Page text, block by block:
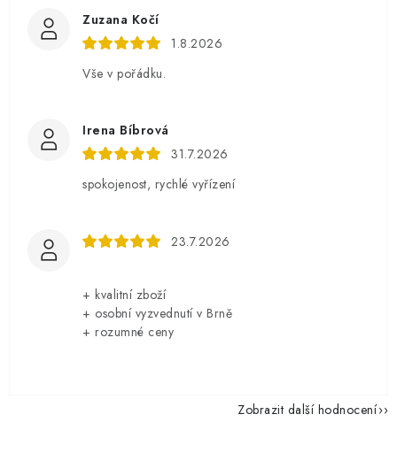
Zuzana Kočí
1.8.2026
Vše v pořádku.
Irena Bíbrová
31.7.2026
spokojenost, rychlé vyřízení
23.7.2026
+ kvalitní zboží
+ osobní vyzvednutí v Brně
+ rozumné ceny
Zobrazit další hodnocení